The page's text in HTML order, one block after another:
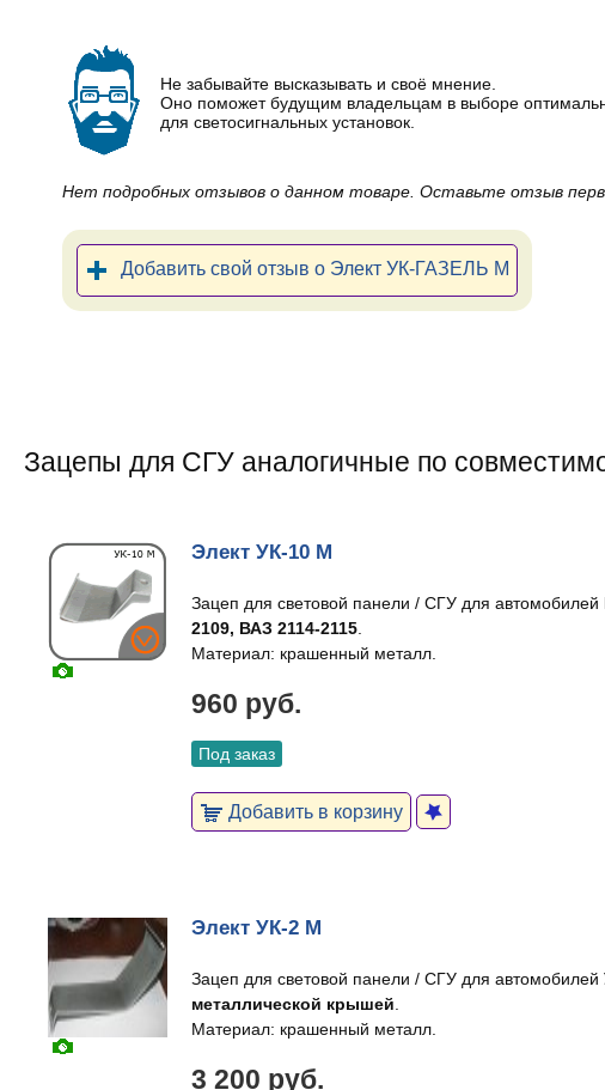
Не забывайте высказывать и своё мнение.
Оно поможет будущим владельцам в выборе
для светосигнальных установок.
Нет подробных отзывов о данном товаре. Оставьте отзыв
Добавить свой отзыв о Элект УК-ГАЗЕЛЬ М
Зацепы для СГУ аналогичные по
Элект УК-10 М
Зацеп для световой панели / СГУ для автомобилей
2109, ВАЗ 2114-2115
Материал: крашенный металл.
960 руб.
Под заказ
Добавить в корзину
Элект УК-2 М
Зацеп для световой панели / СГУ для автомобилей
металлической крышей.
Материал: крашенный металл.
3 200 руб.